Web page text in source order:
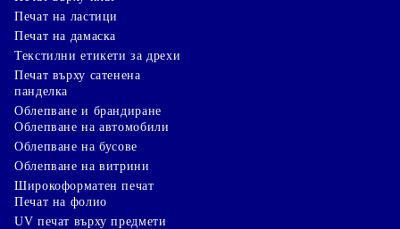
Печат на ластици
Печат на дамаска
Текстилни етикети за дрехи
Печат върху сатенена
панделка
Облепване и брандиране
Облепване на автомобили
Облепване на бусове
Облепване на витрини
Широкоформатен печат
Печат на фолио
UV печат върху предмети